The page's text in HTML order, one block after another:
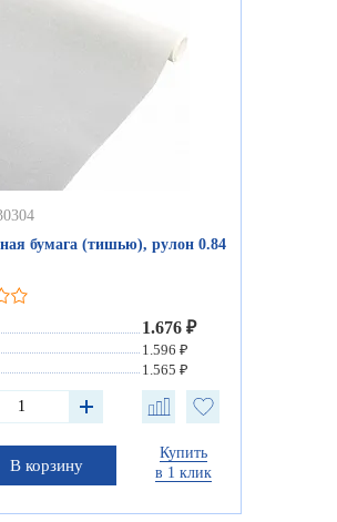
бумага (тишью), рулон 0.84
1.676 ₽
1.596 ₽
1.565 ₽
В корзину
Купить
в 1 клик